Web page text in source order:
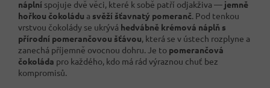
náplní spojuje dvě věci, které k sobě patří odjakživa — jemně
hořkou čokoládu a svěží šťavnatý pomeranč. Pod tenkou
vrstvou čokolády se ukrývá hedvábně krémová náplň s
přírodní pomerančovou šťávou, která se v ústech rozplyne a
zanechá příjemně ovocnou dohru. Je to pomerančová
čokoláda pro každého, kdo má rád výraznou chuť bez
kompromisů.